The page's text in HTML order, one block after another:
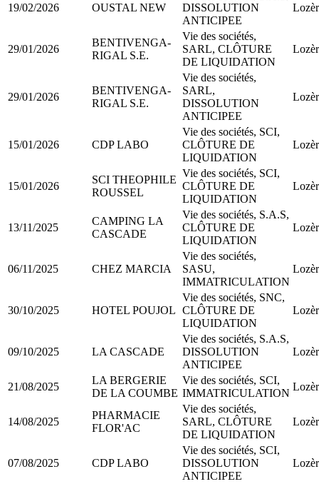
19/02/2026 OUSTAL NEW
DISSOLUTION
ANTICIPEE
29/01/2026
BENTIVENGA-
RIGAL S.E.
Vie des sociétés,
SARL, CLÔTURE
DE LIQUIDATION
29/01/2026
BENTIVENGA-
RIGAL S.E.
Vie des sociétés,
SARL,
DISSOLUTION
ANTICIPEE
15/01/2026 CDP LABO
Vie des sociétés, SCI,
CLÔTURE DE
LIQUIDATION
15/01/2026
SCI THEOPHILE
ROUSSEL
Vie des sociétés, SCI,
CLÔTURE DE
LIQUIDATION
13/11/2025
CAMPING LA
CASCADE
Vie des sociétés, S.A.S,
CLÔTURE DE
LIQUIDATION
06/11/2025 CHEZ MARCIA
Vie des sociétés,
SASU,
IMMATRICULATION
30/10/2025 HOTEL POUJOL
Vie des sociétés, SNC,
CLÔTURE DE
LIQUIDATION
09/10/2025 LA CASCADE
Vie des sociétés, S.A.S,
DISSOLUTION
ANTICIPEE
21/08/2025
LA BERGERIE
DE LA COUMBE
Vie des sociétés, SCI,
IMMATRICULATION
14/08/2025
PHARMACIE
FLOR'AC
Vie des sociétés,
SARL, CLÔTURE
DE LIQUIDATION
07/08/2025 CDP LABO
Vie des sociétés, SCI,
DISSOLUTION
ANTICIPEE